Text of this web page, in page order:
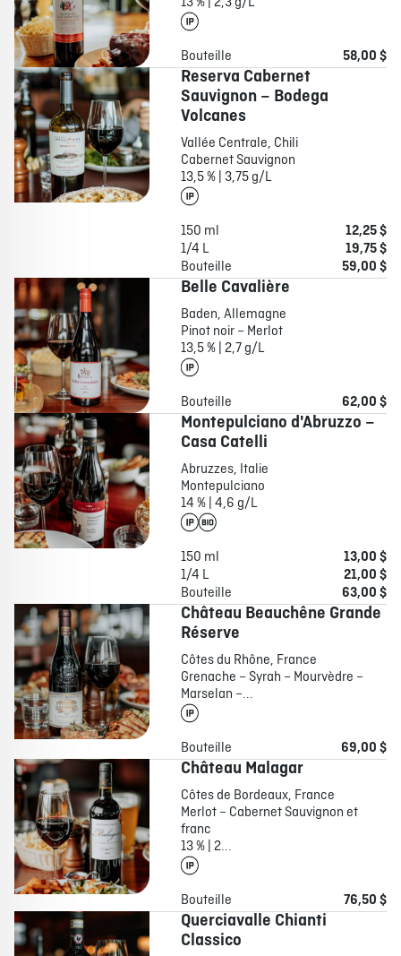
Bouteille 58,00 $
Reserva Cabernet
Sauvignon – Bodega
Volcanes
Vallée Centrale, Chili
Cabernet Sauvignon
13,5 % | 3,75 g/L
150 ml
12,25 $
1/4 L
19,75 $
Bouteille
59,00 $
Belle Cavalière
Baden, Allemagne
Pinot noir – Merlot
13,5 % | 2,7 g/L
Bouteille 62,00 $
Montepulciano d'Abruzzo –
Casa Catelli
Abruzzes, Italie
Montepulciano
14 % | 4,6 g/L
150 ml
13,00 $
1/4 L
21,00 $
Bouteille
63,00 $
Château Beauchêne Grande
Réserve
Côtes du Rhône, France
Grenache – Syrah – Mourvèdre –
Marselan –...
Bouteille 69,00 $
Château Malagar
Côtes de Bordeaux, France
Merlot – Cabernet Sauvignon et
franc
13 % | 2...
Bouteille 76,50 $
Querciavalle Chianti
Classico